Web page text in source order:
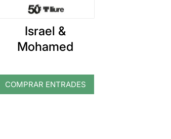
Israel &
Mohamed
COMPRAR ENTRADES